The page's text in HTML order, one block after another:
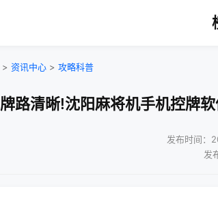
> 资讯中心 > 攻略科普
牌路清晰!沈阳麻将机手机控牌
发布时间：
发